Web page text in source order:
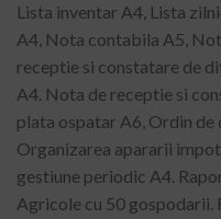
Lista inventar A4, Lista
A4, Nota contabila A5,
receptie si constatare de
A4. Nota de receptie si
plata ospatar A6, Ordin de
Organizarea apararii
gestiune periodic A4.
Agricole cu 50 gospodarii.